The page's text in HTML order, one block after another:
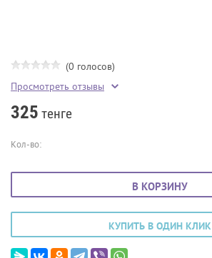
(0 голосов)
Просмотреть отзывы
325 тенге
Кол-во:
В КОРЗИНУ
КУПИТЬ В ОДИН КЛИК